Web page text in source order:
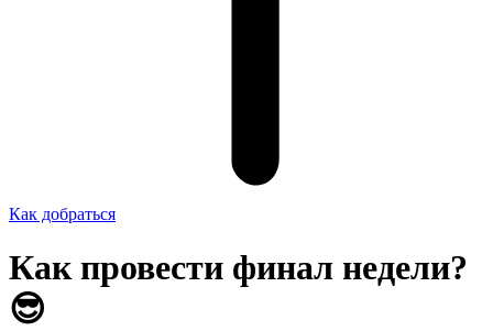
Как добраться
Как провести финал недели?
😎